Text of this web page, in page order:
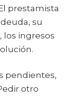
prestamista
su
los ingresos
pendientes,
otro